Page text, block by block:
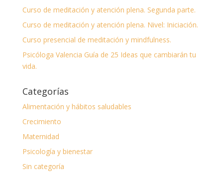
Curso de meditación y atención plena. Segunda parte.
Curso de meditación y atención plena. Nivel: Iniciación.
Curso presencial de meditación y mindfulness.
Psicóloga Valencia Guía de 25 Ideas que cambiarán tu
vida.
Categorías
Alimentación y hábitos saludables
Crecimiento
Maternidad
Psicología y bienestar
Sin categoría